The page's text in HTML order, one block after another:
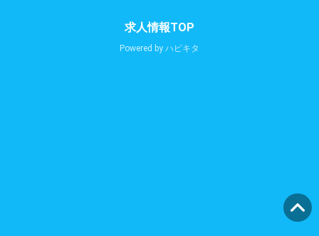
求人情報TOP
Powered by ハピキタ